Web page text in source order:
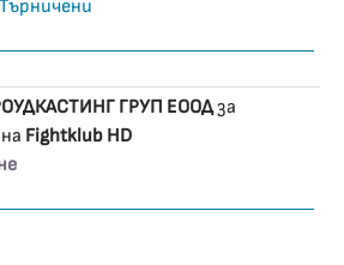
ГРУП ЕООДза
Fightklub HD